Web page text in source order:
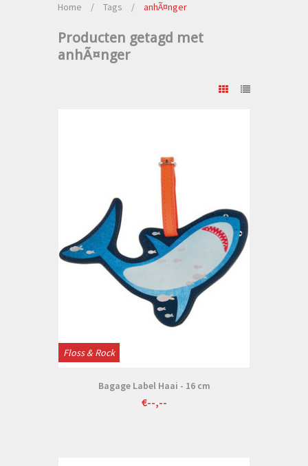
Home / Tags / anhÃ¤nger
Producten getagd met
anhÃ¤nger
Floss & Rock
Bagage Label Haai - 16 cm
€--,--